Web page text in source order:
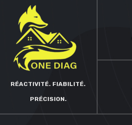
RÉACTIVITÉ. FIABILITÉ.
PRÉCISION.